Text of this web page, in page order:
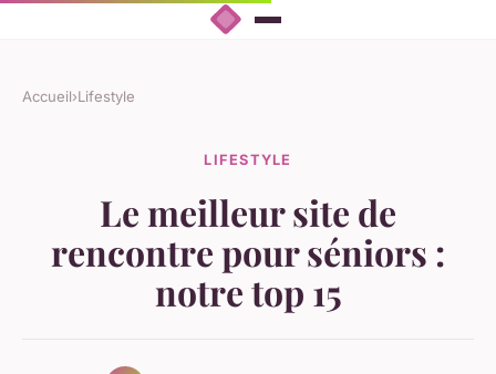
Accueil›Lifestyle
LIFESTYLE
Le meilleur site de
rencontre pour séniors :
notre top 15